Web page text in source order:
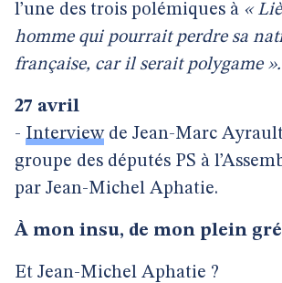
l’une des trois polémiques à «
homme qui pourrait perdre sa
française, car il serait polygame ».
27 avril
- Interviewde Jean-Marc
groupe des députés PS à
par Jean-Michel Aphatie.
À mon insu, de mon plein gré
Et Jean-Michel Aphatie ?